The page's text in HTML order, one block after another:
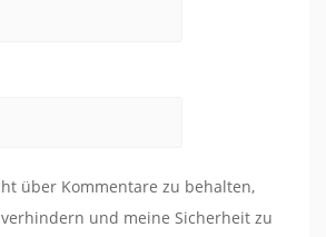
über Kommentare zu behalten,
und meine Sicherheit zu